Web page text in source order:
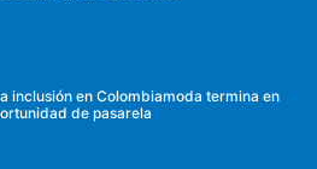
inclusión en Colombiamoda termina en
de pasarela